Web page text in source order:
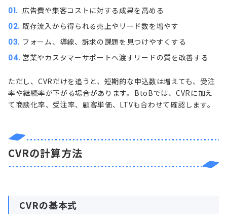
広告費や集客コストに対する成果を高める
既存流入から得られる売上やリード数を増やす
フォーム、導線、訴求の課題を見つけやすくする
営業やカスタマーサポートへ渡すリードの質を改善する
ただし、CVRだけを追うと、短期的な申込数は増えても、受注
率や継続率が下がる場合があります。BtoBでは、CVRに加え
て商談化率、受注率、顧客単価、LTVも合わせて確認します。
CVRの計算方法
CVRの基本式